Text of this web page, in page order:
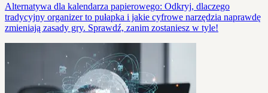
Alternatywa dla kalendarza papierowego: Odkryj, dlaczego
tradycyjny organizer to pułapka i jakie cyfrowe narzędzia naprawdę
zmieniają zasady gry. Sprawdź, zanim zostaniesz w tyle!